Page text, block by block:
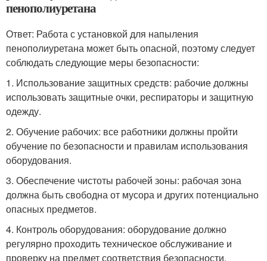
пенополиуретана
Ответ: Работа с установкой для напыления
пенополиуретана может быть опасной, поэтому следует
соблюдать следующие меры безопасности:
1. Использование защитных средств: рабочие должны
использовать защитные очки, респираторы и защитную
одежду.
2. Обучение рабочих: все работники должны пройти
обучение по безопасности и правилам использования
оборудования.
3. Обеспечение чистоты рабочей зоны: рабочая зона
должна быть свободна от мусора и других потенциально
опасных предметов.
4. Контроль оборудования: оборудование должно
регулярно проходить техническое обслуживание и
проверку на предмет соответствия безопасности.